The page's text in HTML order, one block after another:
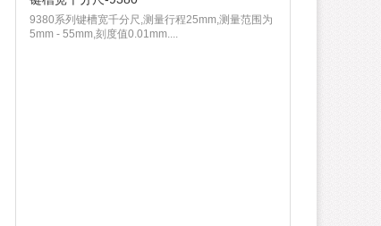
9380系列键槽宽千分尺,测量行程25mm,测量范围为
5mm - 55mm,刻度值0.01mm....